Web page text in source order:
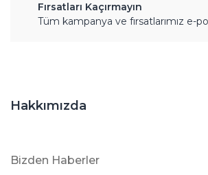
Fırsatları Kaçırmayın
Tüm kampanya ve fırsatlarımız e-
Hakkımızda
Bizden Haberler